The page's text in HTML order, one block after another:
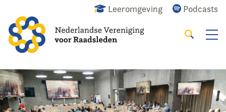
Leeromgeving Podcasts
Alles Nieuws Agenda Raadslid
Zoeken